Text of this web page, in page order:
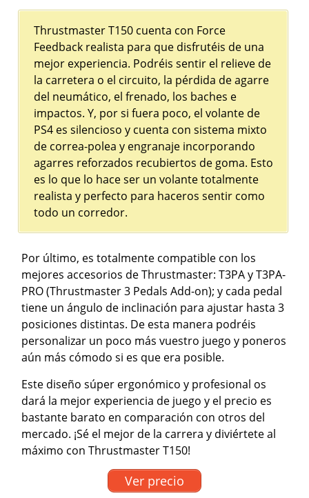
Thrustmaster T150 cuenta con Force
Feedback realista para que disfrutéis de una
mejor experiencia. Podréis sentir el relieve de
la carretera o el circuito, la pérdida de agarre
del neumático, el frenado, los baches e
impactos. Y, por si fuera poco, el volante de
PS4 es silencioso y cuenta con sistema mixto
de correa-polea y engranaje incorporando
agarres reforzados recubiertos de goma. Esto
es lo que lo hace ser un volante totalmente
realista y perfecto para haceros sentir como
todo un corredor.
Por último, es totalmente compatible con los
mejores accesorios de Thrustmaster: T3PA y T3PA-
PRO (Thrustmaster 3 Pedals Add-on); y cada pedal
tiene un ángulo de inclinación para ajustar hasta 3
posiciones distintas. De esta manera podréis
personalizar un poco más vuestro juego y poneros
aún más cómodo si es que era posible.
Este diseño súper ergonómico y profesional os
dará la mejor experiencia de juego y el precio es
bastante barato en comparación con otros del
mercado. ¡Sé el mejor de la carrera y diviértete al
máximo con Thrustmaster T150!
Ver precio